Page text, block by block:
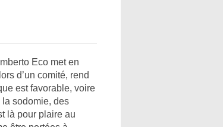
Eco met en
d’un comité, rend
est favorable, voire
la sodomie, des
là pour plaire au